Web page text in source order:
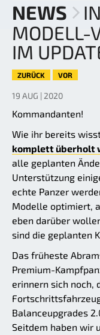
NEWS
MODELL-
IM
ZURÜCK VOR
19 AUG | 2020
Kommandanten!
Wie ihr bereits
komplett überholt
alle geplanten
Unterstützung
echte Panzer
Modelle optimiert,
eben darüber
sind die geplanten
Das früheste
Premium-
erinnern sich noch,
Balanceupgrades
Seitdem haben wir